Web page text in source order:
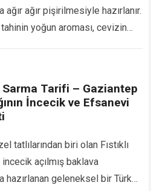
ağır ağır pişirilmesiyle hazırlanır.
yoğun aroması, cevizin
Sarma Tarifi – Gaziantep
İncecik ve Efsanevi
tatlılarından biri olan Fıstıklı
açılmış baklava
hazırlanan geleneksel bir Türk